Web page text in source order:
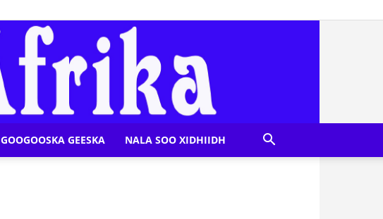
GOOGOOSKA GEESKA NALA SOO XIDHIIDH